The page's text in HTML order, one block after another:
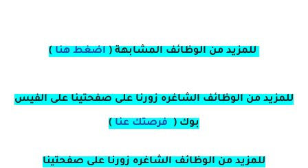
للمزيد من الوظائف المشابهة ( اضغط هنا )
للمزيد من الوظائف الشاغره زورنا على صفحتينا على الفيس
بوك ( فرصتك عنا )
للمزيد من الوظائف الشاغره زورنا على صفحتينا